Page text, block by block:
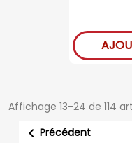
Affichage 13-24 de 114
 Précédent